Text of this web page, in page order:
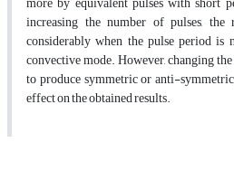
increasing the number of pulses, the
considerably when the pulse period
convective mode. However, changing
to produce symmetric or anti-
effect on the obtained results.